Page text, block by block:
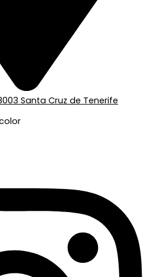
Santa Cruz de Tenerife